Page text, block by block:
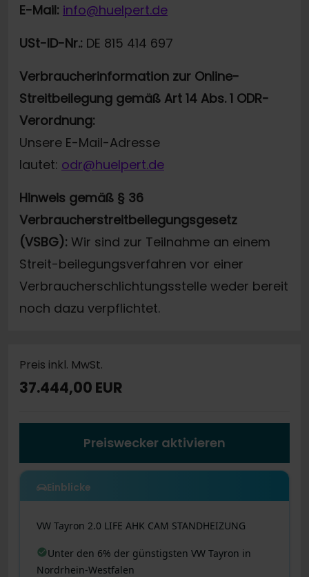
E-Mail: info@huelpert.de
USt-ID-Nr.: DE 815 414 697
Verbraucherinformation zur Online-
Streitbeilegung gemäß Art 14 Abs. 1 ODR-
Verordnung:
Unsere E-Mail-Adresse
lautet: odr@huelpert.de
Hinweis gemäß § 36
Verbraucherstreitbeilegungsgesetz
(VSBG): Wir sind zur Teilnahme an einem
Streit-beilegungsverfahren vor einer
Verbraucherschlichtungsstelle weder bereit
noch dazu verpflichtet.
Preis inkl. MwSt.
37.444,00 EUR
Preiswecker aktivieren
Einblicke
VW Tayron 2.0 LIFE AHK CAM STANDHEIZUNG
Unter den 6% der günstigsten VW Tayron in
Nordrhein-Westfalen